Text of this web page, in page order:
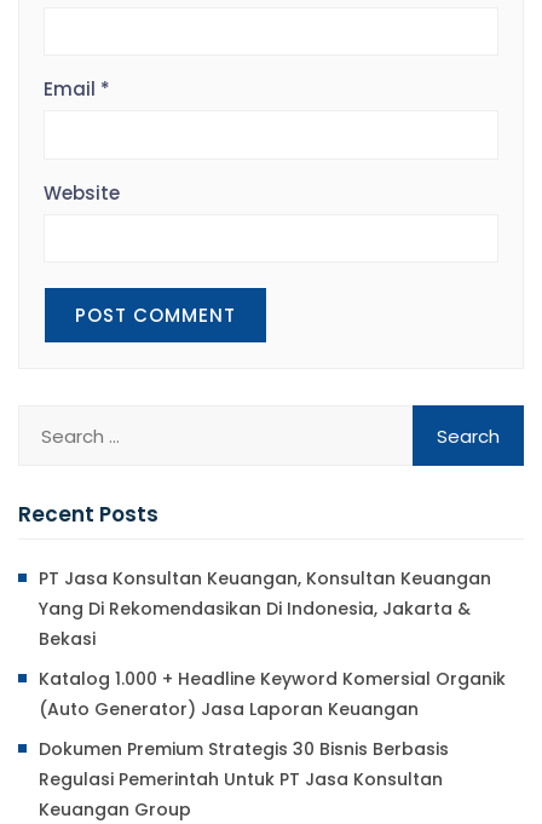
Email *
Website
Recent Posts
PT Jasa Konsultan Keuangan, Konsultan Keuangan
Yang Di Rekomendasikan Di Indonesia, Jakarta &
Bekasi
Katalog 1.000 + Headline Keyword Komersial Organik
(Auto Generator) Jasa Laporan Keuangan
Dokumen Premium Strategis 30 Bisnis Berbasis
Regulasi Pemerintah Untuk PT Jasa Konsultan
Keuangan Group